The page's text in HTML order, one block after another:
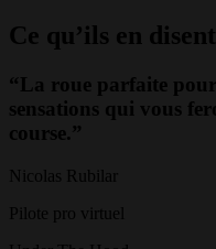
Ce qu’ils en disent
“La roue parfaite
sensations qui vous
course.”
Nicolas Rubilar
Pilote pro virtuel